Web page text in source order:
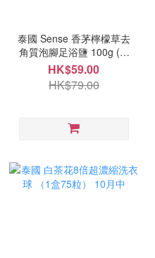
泰國 Sense 香茅檸檬草去
角質泡腳足浴鹽 100g ( 1
套3包）9月尾
HK$59.00
HK$79.00